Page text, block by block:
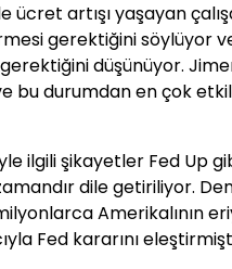
ücret artışı yaşayan
gerektiğini söylüyor
düşünüyor.
bu durumdan en çok
ilgili şikayetler Fed Up
dile getiriliyor.
Amerikalının
Fed kararını